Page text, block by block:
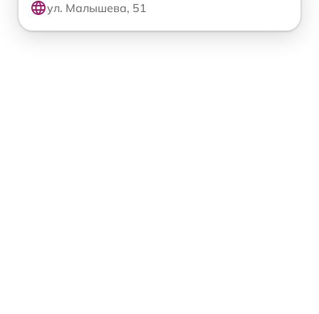
ул. Малышева, 51